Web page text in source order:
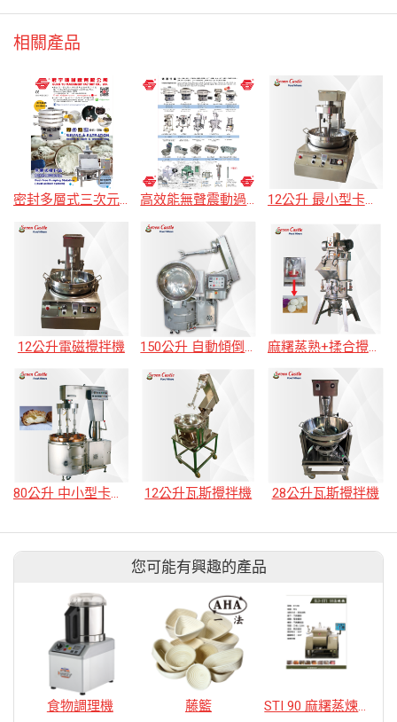
相關產品
密封多層式三次元震動篩粉過濾機 高效能無聲震動過濾機 12公升 最小型卡士達攪拌機
12公升電磁攪拌機 150公升 自動傾倒+自動上升 加熱攪拌機 麻糬蒸熟+揉合攪拌機
80公升 中小型卡士達加熱攪拌機 12公升瓦斯攪拌機 28公升瓦斯攪拌機
您可能有興趣的產品
食物調理機 藤籃 STI 90 麻糬蒸煉機